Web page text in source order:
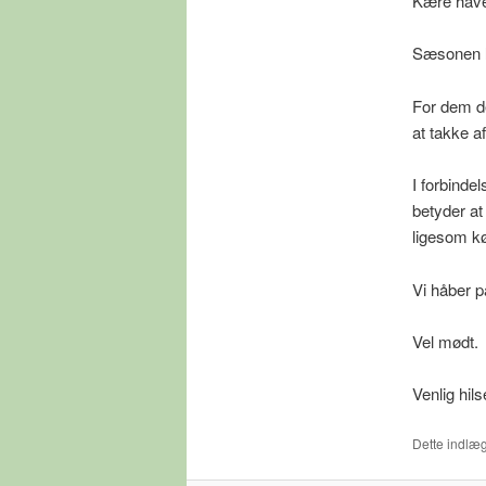
Sæsonen
For dem
at takke
I
betyder
ligesom
Vi håber
Vel mødt.
Venlig
Dette